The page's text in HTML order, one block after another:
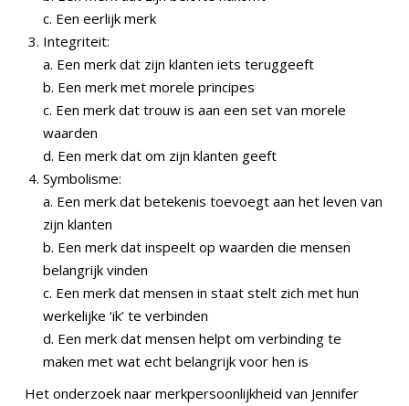
c. Een eerlijk merk
Integriteit:
a. Een merk dat zijn klanten iets teruggeeft
b. Een merk met morele principes
c. Een merk dat trouw is aan een set van morele
waarden
d. Een merk dat om zijn klanten geeft
Symbolisme:
a. Een merk dat betekenis toevoegt aan het leven van
zijn klanten
b. Een merk dat inspeelt op waarden die mensen
belangrijk vinden
c. Een merk dat mensen in staat stelt zich met hun
werkelijke ‘ik’ te verbinden
d. Een merk dat mensen helpt om verbinding te
maken met wat echt belangrijk voor hen is
Het onderzoek naar merkpersoonlijkheid van Jennifer